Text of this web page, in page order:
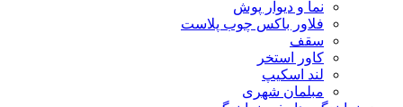
نما و دیوار پوش
فلاور باکس چوب پلاست
سقف
کاور استخر
لند اسکیپ
مبلمان شهری